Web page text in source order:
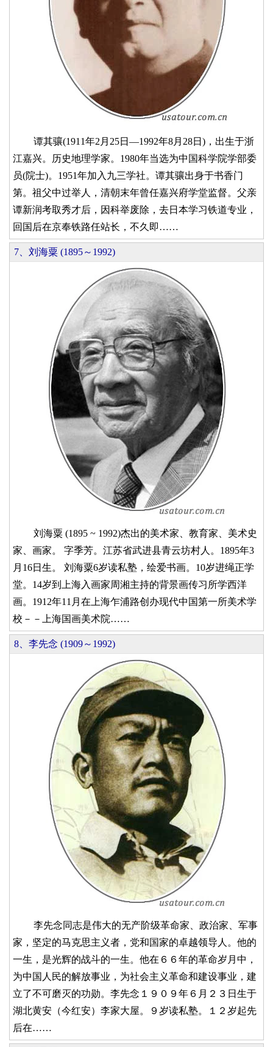
谭其骧(1911年2月25日—1992年8月28日)，出生于浙
江嘉兴。历史地理学家。1980年当选为中国科学院学部委
员(院士)。1951年加入九三学社。谭其骧出身于书香门
第。祖父中过举人，清朝末年曾任嘉兴府学堂监督。父亲
谭新润考取秀才后，因科举废除，去日本学习铁道专业，
回国后在京奉铁路任站长，不久即……
7、刘海粟 (1895～1992)
刘海粟 (1895 ~ 1992)杰出的美术家、教育家、美术史
家、画家。 字季芳。江苏省武进县青云坊村人。1895年3
月16日生。 刘海粟6岁读私塾，绘爱书画。10岁进绳正学
堂。14岁到上海入画家周湘主持的背景画传习所学西洋
画。1912年11月在上海乍浦路创办现代中国第一所美术学
校－－上海国画美术院……
8、李先念 (1909～1992)
李先念同志是伟大的无产阶级革命家、政治家、军事
家，坚定的马克思主义者，党和国家的卓越领导人。他的
一生，是光辉的战斗的一生。他在６６年的革命岁月中，
为中国人民的解放事业，为社会主义革命和建设事业，建
立了不可磨灭的功勋。李先念１９０９年６月２３日生于
湖北黄安（今红安）李家大屋。９岁读私塾。１２岁起先
后在……